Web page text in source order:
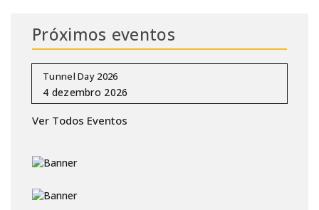
Próximos eventos
Tunnel Day 2026
Ver Todos Eventos